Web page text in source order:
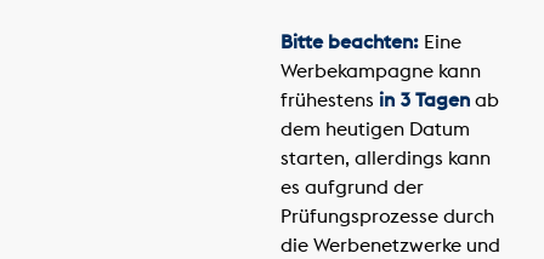
Bitte beachten:Eine
Werbekampagne kann
frühestens in 3 Tagenab
dem heutigen Datum
starten, allerdings kann
es aufgrund der
Prüfungsprozesse durch
die Werbenetzwerke und